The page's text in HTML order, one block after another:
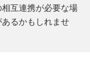
互連携が必要な場
るかもしれませ